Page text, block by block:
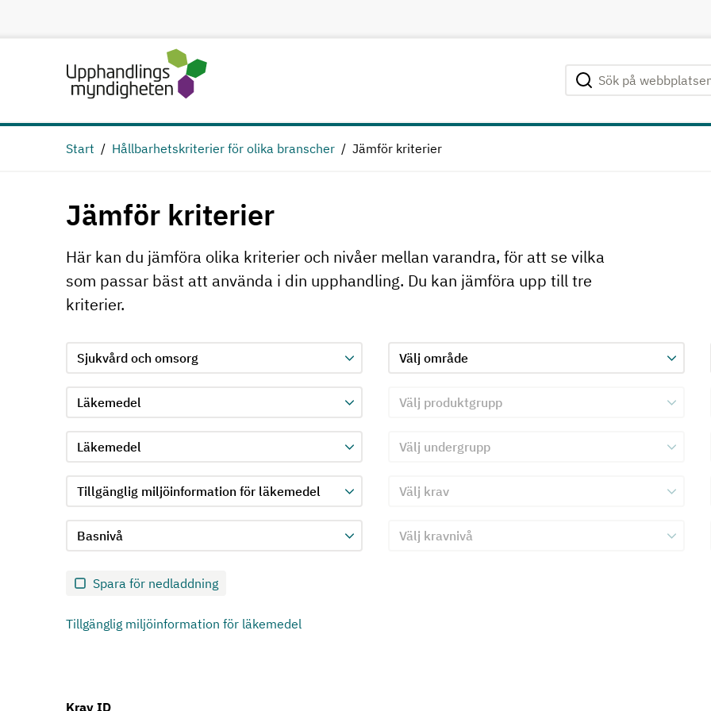
Sök på webbplatsen
Genomför sökning
Start Hållbarhetskriterier för olika branscher Jämför kriterier
Jämför kriterier
Här kan du jämföra olika kriterier och nivåer mellan varandra, för att se vilka
som passar bäst att använda i din upphandling. Du kan jämföra upp till tre
kriterier.
Jämför kriterie 1, formuläret skickas in automatiskt när ett alternativ har valts
Välj område för kriterie 1
Välj produktgrupp för kriterie 1
Välj undergrupp för kriterie 1
Välj krav för kriterie 1
Välj kravnivå för kriterie 1
Spara för nedladdning
Tillgänglig miljöinformation för läkemedel
Krav ID
Jämför kriterie 2, formuläret skickas in automatiskt när
Välj område för kriterie 2
Välj produktgrupp för kriterie 2
Välj undergrupp för kriterie 2
Välj krav för kriterie 2
Välj kravnivå för kriterie 2